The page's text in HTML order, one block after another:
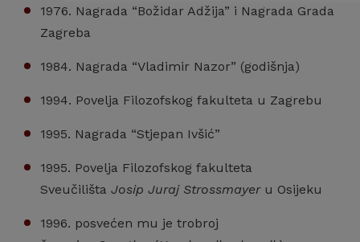
1976. Nagrada “Božidar Adžija” i Nagrada Grada
Zagreba
1984. Nagrada “Vladimir Nazor” (godišnja)
1994. Povelja Filozofskog fakulteta u Zagrebu
1995. Nagrada “Stjepan Ivšić”
1995. Povelja Filozofskog fakulteta
Sveučilišta Josip Juraj Strossmayeru Osijeku
1996. posvećen mu je trobroj